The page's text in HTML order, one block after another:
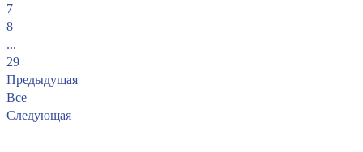
7
8
...
29
Предыдущая
Все
Следующая